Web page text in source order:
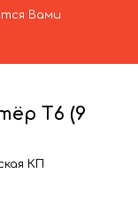
Вами
T6 (9
КП